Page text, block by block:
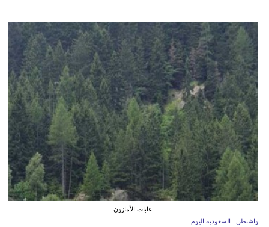
غابات الأمازون
واشنطن ـ السعودية اليوم